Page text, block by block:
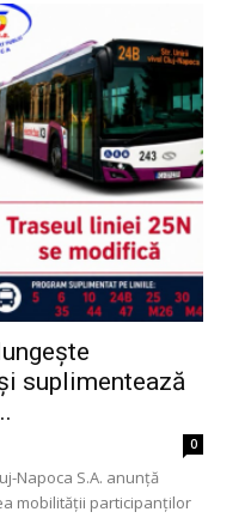
suplimentează
0
Napoca S.A. anunță
mobilității participanților